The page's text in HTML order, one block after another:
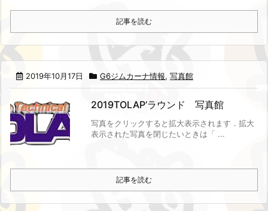
記事を読む
2019年10月17日 G6ジムカーナ情報, 写真館
2019TOLAP’ラウンド 写真館
写真をクリックすると拡大表示されます． 拡大
表示された写真を閉じたいときは「 ...
記事を読む